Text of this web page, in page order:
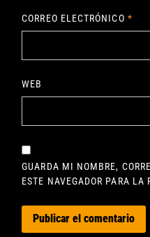
CORREO ELECTRÓNICO *
WEB
GUARDA MI NOMBRE,
ESTE NAVEGADOR PARA